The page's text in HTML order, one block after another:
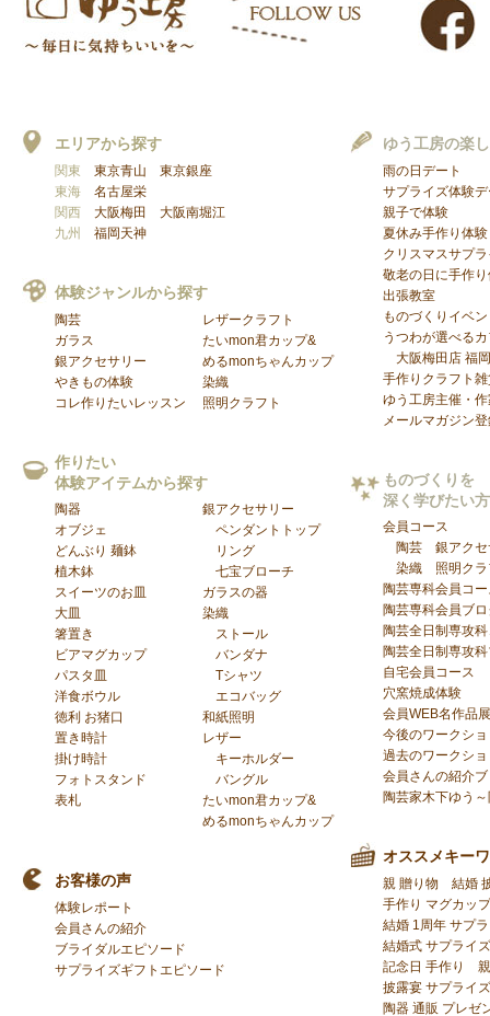
エリアから探す
関東 東京青山
東京銀座
東海 名古屋栄
関西 大阪梅田
大阪南堀江
九州 福岡天神
体験ジャンルから探す
陶芸
レザークラフト
ガラス
銀アクセサリー
たいmon君カップ&
めるmonちゃんカップ
やきもの体験
染織
コレ作りたいレッスン
照明クラフト
作りたい
体験アイテムから探す
陶器
オブジェ
どんぶり 麺鉢
植木鉢
スイーツのお皿
大皿
箸置き
ビアマグカップ
パスタ皿
洋食ボウル
徳利 お猪口
置き時計
掛け時計
フォトスタンド
表札
銀アクセサリー
ペンダントトップ
リング
七宝ブローチ
ガラスの器
染織
ストール
バンダナ
Tシャツ
エコバッグ
和紙照明
レザー
キーホルダー
バングル
たいmon君カップ&
めるmonちゃんカップ
お客様の声
体験レポート
会員さんの紹介
ブライダルエピソード
サプライズギフトエピソード
ゆう工房の楽
雨の日デート
サプライズ体験
親子で体験
夏休み手作り体験
クリスマスサプ
敬老の日に手作
出張教室
ものづくりイベ
うつわが選べる
大阪梅田店 福
手作りクラフト
ゆう工房主催・
メールマガジン
ものづくりを
深く学びたい
会員コース
陶芸
銀アク
染織
照明ク
陶芸専科会員コ
陶芸専科会員ブ
陶芸全日制専攻
陶芸全日制専攻
自宅会員コース
穴窯焼成体験
会員WEB名作品展
今後のワークシ
過去のワークシ
会員さんの紹介
陶芸家木下ゆう
オススメキー
親 贈り物
結婚
手作り マグカップ
結婚 1周年 サプ
結婚式 サプライ
記念日 手作り
披露宴 サプライズ
陶器 通販 プレゼ